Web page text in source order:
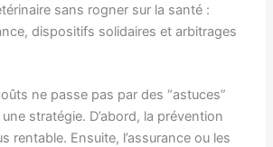
sans rogner sur la santé :
dispositifs solidaires et arbitrages
ne passe pas par des “astuces”
stratégie. D’abord, la prévention
rentable. Ensuite, l’assurance ou les